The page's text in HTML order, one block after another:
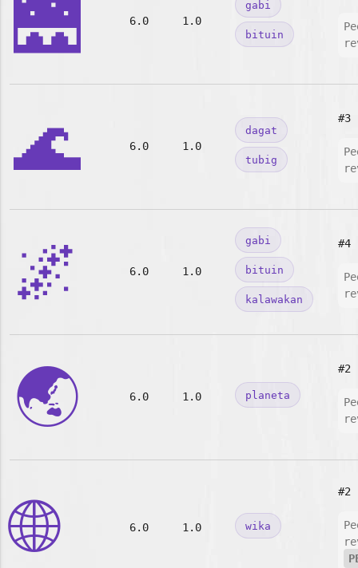
🌉 6.0 1.0
gabi
bituin
🌊 6.0 1.0
dagat
tubig
#3
🌌 6.0 1.0
gabi
bituin
kalawakan
#4
🌏 6.0 1.0 planeta
#2
🌐 6.0 1.0 wika
#2